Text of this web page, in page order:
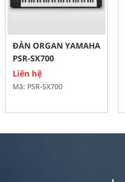
ĐÀN ORGAN YAMAHA
PSR-SX700
Liên hệ
Mã: PSR-SX700